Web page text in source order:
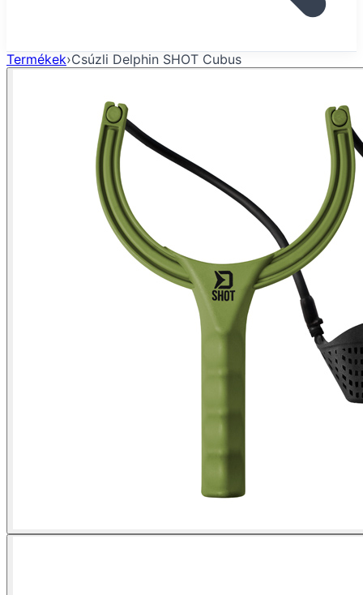
Termékek›Csúzli Delphin SHOT Cubus